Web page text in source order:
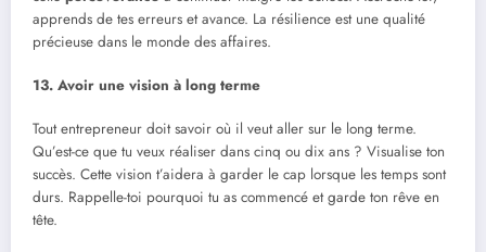
apprends de tes erreurs et avance. La résilience est une qualité
précieuse dans le monde des affaires.
13. Avoir une vision à long terme
Tout entrepreneur doit savoir où il veut aller sur le long terme.
Qu’est-ce que tu veux réaliser dans cinq ou dix ans ? Visualise ton
succès. Cette vision t’aidera à garder le cap lorsque les temps sont
durs. Rappelle-toi pourquoi tu as commencé et garde ton rêve en
tête.